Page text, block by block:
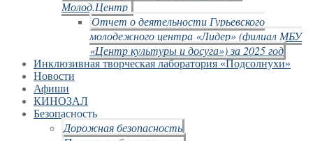
Молод.Центр
Отчет о деятельности Гурьевского
молодежного центра «Лидер» (филиал МБУ
«Центр культуры и досуга») за 2025 год
Инклюзивная творческая лаборатория «Подсолнухи»
Новости
Афиши
КИНОЗАЛ
Безопасность
Дорожная безопасность